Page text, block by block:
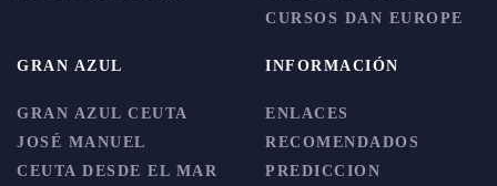
CURSOS DAN EUROPE
GRAN AZUL
GRAN AZUL CEUTA
JOSÉ MANUEL
CEUTA DESDE EL MAR
INFORMACIÓN
ENLACES
RECOMENDADOS
PREDICCION